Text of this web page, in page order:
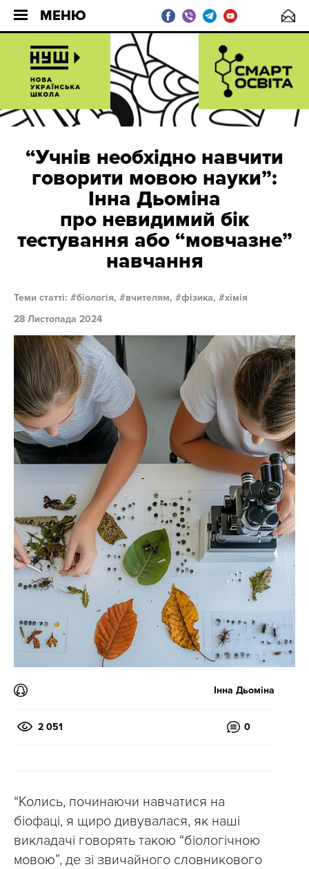
МЕНЮ
“Учнів необхідно навчити
говорити мовою науки”:
Інна Дьоміна
про невидимий бік
тестування або “мовчазне”
навчання
Теми статті: біологія, вчителям, фізика,
хімія
28 Листопада 2024
Інна Дьоміна
2 051 0
“Колись, починаючи навчатися на
біофаці, я щиро дивувалася, як наші
викладачі говорять такою “біологічною
мовою”, де зі звичайного словникового